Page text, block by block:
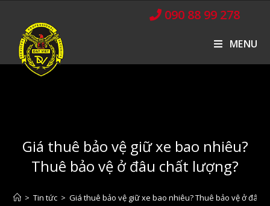
090 88 99 278
MENU
Giá thuê bảo vệ giữ xe bao nhiêu?
Thuê bảo vệ ở đâu chất lượng?
> Tin tức > Giá thuê bảo vệ giữ xe bao nhiêu? Thuê bảo vệ ở đâu